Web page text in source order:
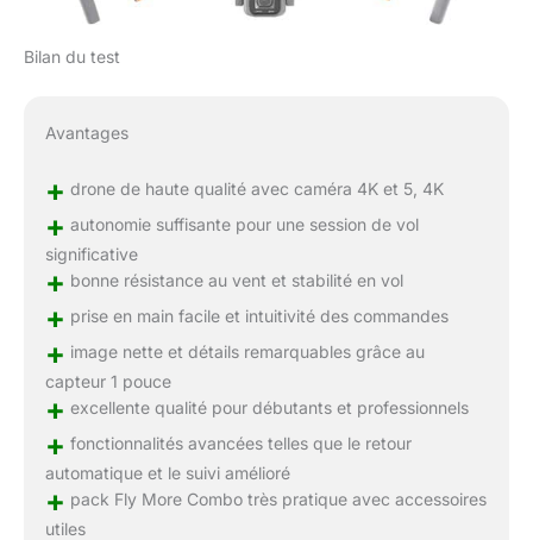
Bilan du test
Avantages
+ drone de haute qualité avec caméra 4K et 5, 4K
+ autonomie suffisante pour une session de vol
significative
+ bonne résistance au vent et stabilité en vol
+ prise en main facile et intuitivité des commandes
+ image nette et détails remarquables grâce au
capteur 1 pouce
+ excellente qualité pour débutants et professionnels
+ fonctionnalités avancées telles que le retour
automatique et le suivi amélioré
+ pack Fly More Combo très pratique avec accessoires
utiles